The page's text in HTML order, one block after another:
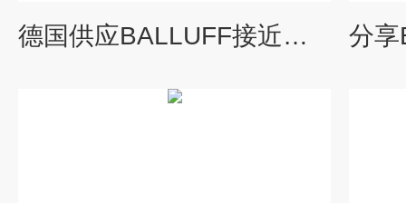
德国供应BALLUFF接近开关巴鲁夫BES013N型